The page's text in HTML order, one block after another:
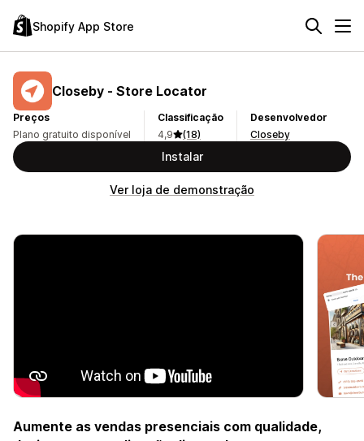
Shopify App Store
Closeby ‑ Store Locator
Preços
Plano gratuito disponível
Classificação
4,9
(18)
Desenvolvedor
Closeby
Instalar
Ver loja de demonstração
Aumente as vendas presenciais com qualidade,